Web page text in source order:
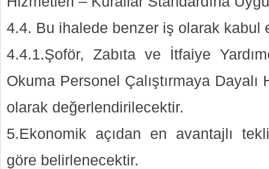
4.4. Bu ihalede benzer iş olarak kabul
4.4.1.Şoför, Zabıta ve İtfaiye
Okuma Personel Çalıştırmaya Dayalı
olarak değerlendirilecektir.
5.Ekonomik açıdan en avantajlı
göre belirlenecektir.